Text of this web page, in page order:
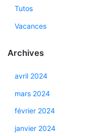
Tutos
Vacances
Archives
avril 2024
mars 2024
février 2024
janvier 2024